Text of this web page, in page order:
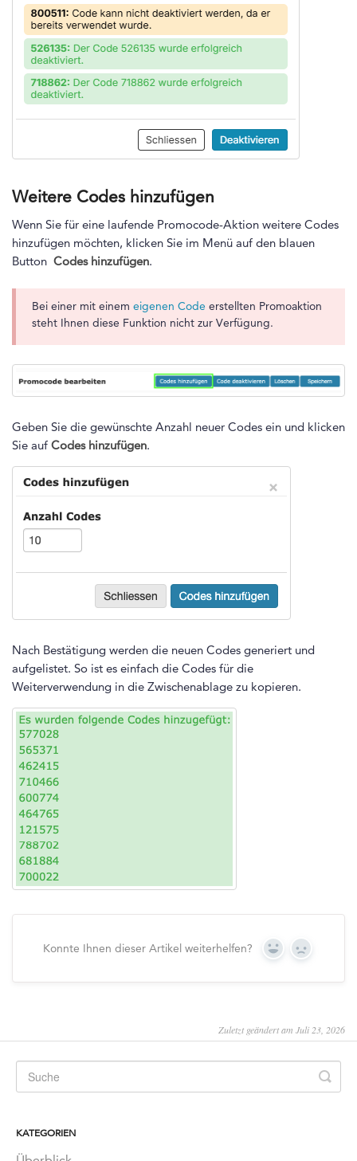
Weitere Codes hinzufügen
Wenn Sie für eine laufende Promocode-Aktion weitere Codes
hinzufügen möchten, klicken Sie im Menü auf den blauen
Button Codes hinzufügen.
Bei einer mit einem eigenen Code erstellten Promoaktion
steht Ihnen diese Funktion nicht zur Verfügung.
Geben Sie die gewünschte Anzahl neuer Codes ein und klicken
Sie auf Codes hinzufügen.
Nach Bestätigung werden die neuen Codes generiert und
aufgelistet. So ist es einfach die Codes für die
Weiterverwendung in die Zwischenablage zu kopieren.
Konnte Ihnen dieser Artikel weiterhelfen? Yes No
Zuletzt geändert am Juli 23, 2026
KATEGORIEN